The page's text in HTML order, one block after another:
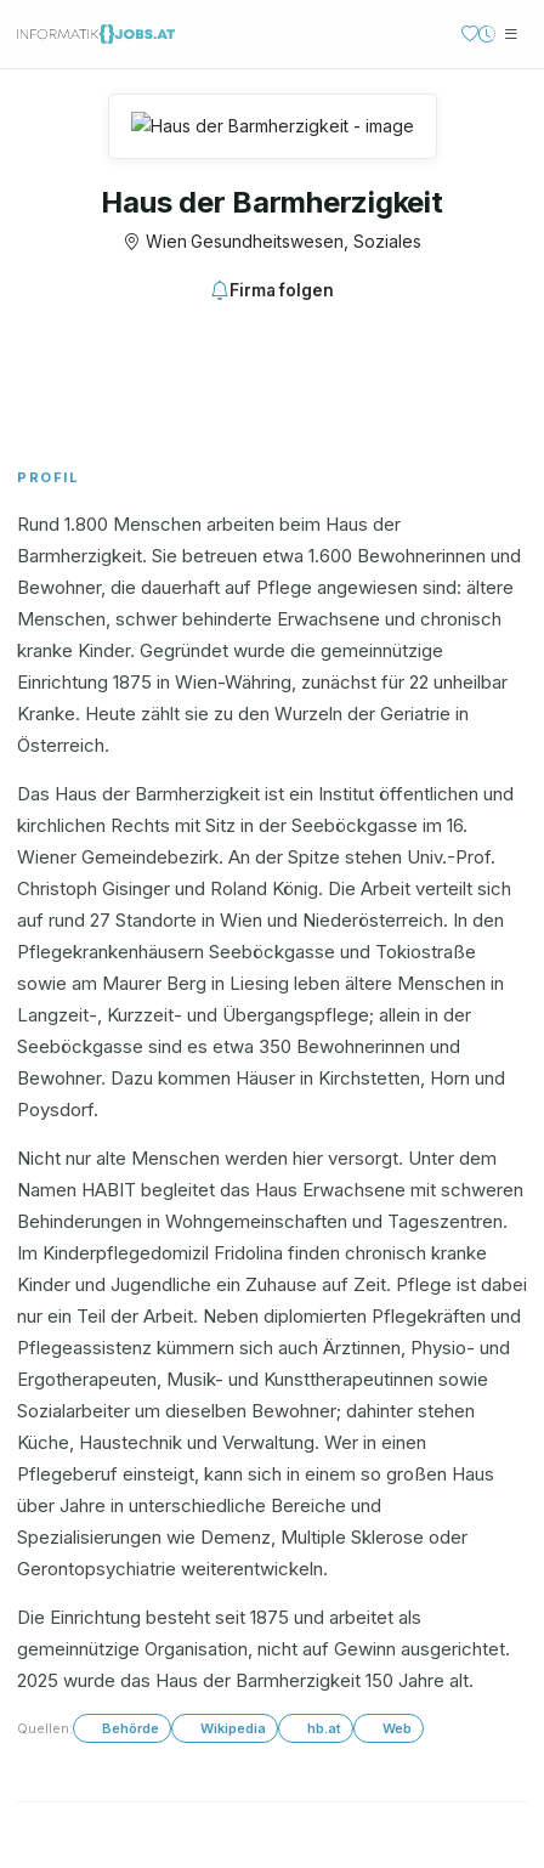
Haus der Barmherzigkeit
Wien·Gesundheitswesen, Soziales
Firma folgen
PROFIL
Rund 1.800 Menschen arbeiten beim Haus der
Barmherzigkeit. Sie betreuen etwa 1.600 Bewohnerinnen und
Bewohner, die dauerhaft auf Pflege angewiesen sind: ältere
Menschen, schwer behinderte Erwachsene und chronisch
kranke Kinder. Gegründet wurde die gemeinnützige
Einrichtung 1875 in Wien-Währing, zunächst für 22 unheilbar
Kranke. Heute zählt sie zu den Wurzeln der Geriatrie in
Österreich.
Das Haus der Barmherzigkeit ist ein Institut öffentlichen und
kirchlichen Rechts mit Sitz in der Seeböckgasse im 16.
Wiener Gemeindebezirk. An der Spitze stehen Univ.-Prof.
Christoph Gisinger und Roland König. Die Arbeit verteilt sich
auf rund 27 Standorte in Wien und Niederösterreich. In den
Pflegekrankenhäusern Seeböckgasse und Tokiostraße
sowie am Maurer Berg in Liesing leben ältere Menschen in
Langzeit-, Kurzzeit- und Übergangspflege; allein in der
Seeböckgasse sind es etwa 350 Bewohnerinnen und
Bewohner. Dazu kommen Häuser in Kirchstetten, Horn und
Poysdorf.
Nicht nur alte Menschen werden hier versorgt. Unter dem
Namen HABIT begleitet das Haus Erwachsene mit schweren
Behinderungen in Wohngemeinschaften und Tageszentren.
Im Kinderpflegedomizil Fridolina finden chronisch kranke
Kinder und Jugendliche ein Zuhause auf Zeit. Pflege ist dabei
nur ein Teil der Arbeit. Neben diplomierten Pflegekräften und
Pflegeassistenz kümmern sich auch Ärztinnen, Physio- und
Ergotherapeuten, Musik- und Kunsttherapeutinnen sowie
Sozialarbeiter um dieselben Bewohner; dahinter stehen
Küche, Haustechnik und Verwaltung. Wer in einen
Pflegeberuf einsteigt, kann sich in einem so großen Haus
über Jahre in unterschiedliche Bereiche und
Spezialisierungen wie Demenz, Multiple Sklerose oder
Gerontopsychiatrie weiterentwickeln.
Die Einrichtung besteht seit 1875 und arbeitet als
gemeinnützige Organisation, nicht auf Gewinn ausgerichtet.
2025 wurde das Haus der Barmherzigkeit 150 Jahre alt.
Quellen: Behörde Wikipedia hb.at Web